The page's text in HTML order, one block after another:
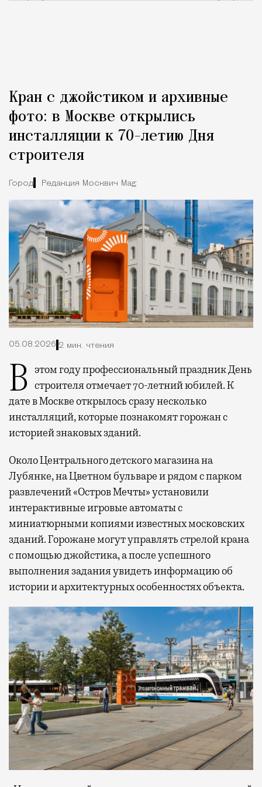
Кран с джойстиком и архивные
фото: в Москве открылись
инсталляции к 70-летию Дня
строителя
Город Редакция Москвич Mag
05.08.2026 2 мин. чтения
В этом году профессиональный праздник День строителя отмечает 70-летний юбилей. К
дате в Москве открылось сразу несколько
инсталляций, которые познакомят горожан с
историей знаковых зданий.
Около Центрального детского магазина на
Лубянке, на Цветном бульваре и рядом с парком
развлечений «Остров Мечты» установили
интерактивные игровые автоматы с
миниатюрными копиями известных московских
зданий. Горожане могут управлять стрелой крана
с помощью джойстика, а после успешного
выполнения задания увидеть информацию об
истории и архитектурных особенностях объекта.